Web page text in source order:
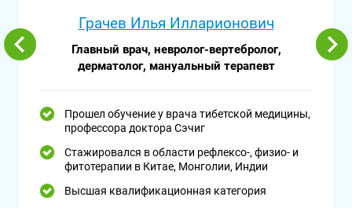
Грачев Илья Илларионович
Главный врач, невролог-вертебролог,
дерматолог, мануальный терапевт
Прошел обучение у врача тибетской медицины,
профессора доктора Сэчиг
Стажировался в области рефлексо-, физио- и
фитотерапии в Китае, Монголии, Индии
Высшая квалификационная категория